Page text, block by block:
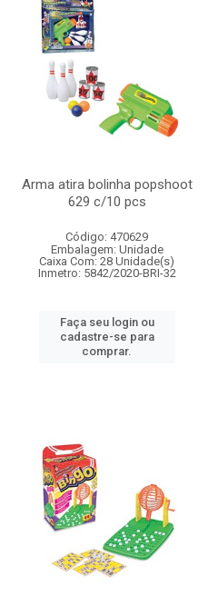
Arma atira bolinha popshoot
629 c/10 pcs
Código: 470629
Embalagem: Unidade
Caixa Com: 28 Unidade(s)
Inmetro: 5842/2020-BRI-32
Faça seu login ou
cadastre-se para
comprar.